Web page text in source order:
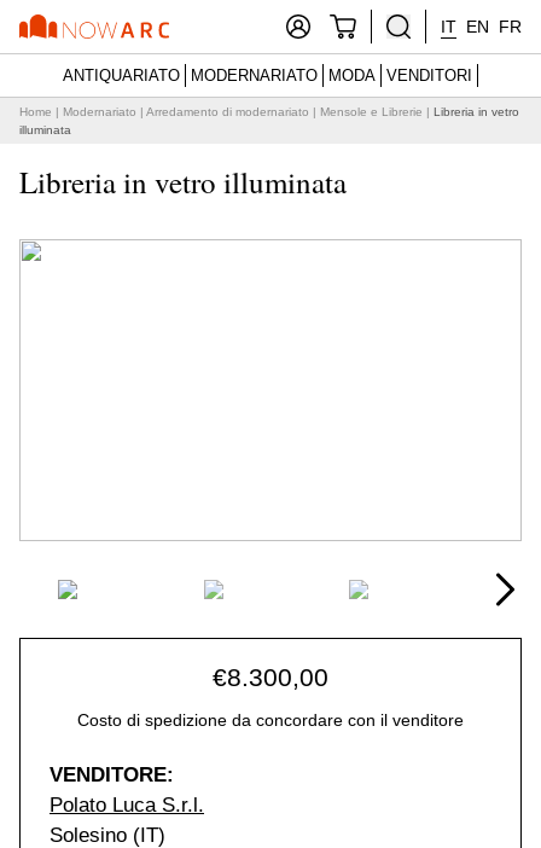
IT EN FR
ANTIQUARIATO MODERNARIATO MODA VENDITORI
Home | Modernariato | Arredamento di modernariato | Mensole e Librerie | Libreria in vetro
illuminata
Libreria in vetro illuminata
€8.300,00
Costo di spedizione da concordare con il venditore
VENDITORE:
Polato Luca S.r.l.
Solesino (IT)